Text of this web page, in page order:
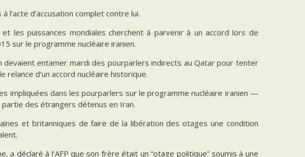
l’acte d’accusation complet contre lui.
les puissances mondiales cherchent à parvenir à un accord lors de
sur le programme nucléaire iranien.
devaient entamer mardi des pourparlers indirects au Qatar pour tenter
d’un accord nucléaire historique.
impliquées dans les pourparlers sur le programme nucléaire iranien —
des étrangers détenus en Iran.
et britanniques de faire de la libération des otages une condition
a déclaré à l’AFP que son frère était un “otage politique” soumis à une